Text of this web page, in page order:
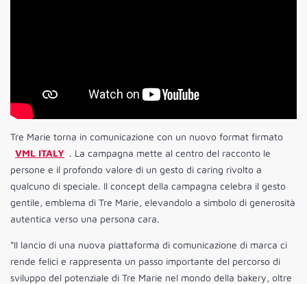
Tre Marie torna in comunicazione con un nuovo format firmato
VML ITALY . La campagna mette al centro del racconto le
persone e il profondo valore di un gesto di caring rivolto a
qualcuno di speciale. Il concept della campagna celebra il gesto
gentile, emblema di Tre Marie, elevandolo a simbolo di generosità
autentica verso una persona cara.
“Il lancio di una nuova piattaforma di comunicazione di marca ci
rende felici e rappresenta un passo importante del percorso di
sviluppo del potenziale di Tre Marie nel mondo della bakery, oltre